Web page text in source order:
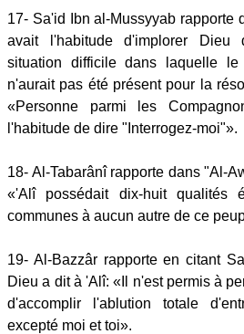
17- Sa'id Ibn al-Mussyyab rapporte
avait l'habitude d'implorer Dieu
situation difficile dans laquelle
n'aurait pas été présent pour la
«Personne parmi les
l'habitude de dire "Interrogez-moi"».
18- Al-Tabarânî rapporte dans "Al-
«'Alî possédait dix-huit qualités
communes à aucun autre de ce
19- Al-Bazzâr rapporte en citant
Dieu a dit à 'Alî: «Il n'est permis à
d'accomplir l'ablution totale
excepté moi et toi».